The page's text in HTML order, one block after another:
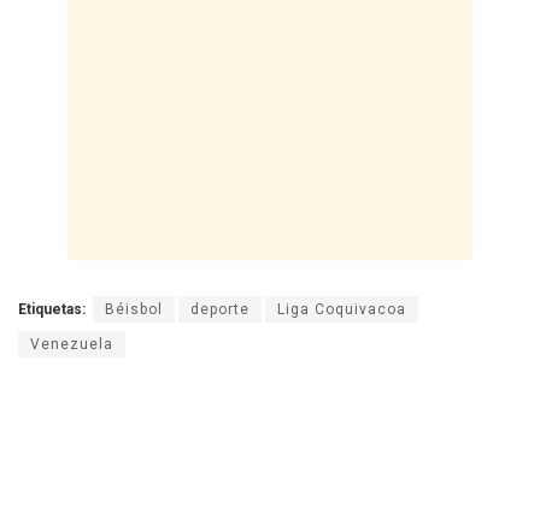
Etiquetas: Béisbol deporte Liga Coquivacoa
Venezuela